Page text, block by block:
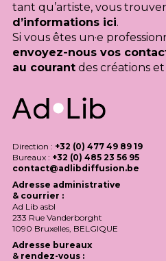
tant qu’artiste, vous
d’informations ici.
Si vous êtes un·e
envoyez-nous vos
au courantdes créations
Direction : +32 (0) 477 49 89 19
Bureaux : +32 (0) 485 23 56 95
contact@adlibdiffusion.be
Adresse administrative
& courrier :
Ad Lib asbl
233 Rue Vanderborght
1090 Bruxelles, BELGIQUE
Adresse bureaux
& rendez-vous :